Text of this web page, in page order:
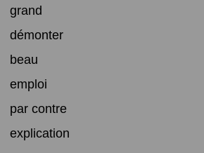
grand
démonter
beau
emploi
par contre
explication